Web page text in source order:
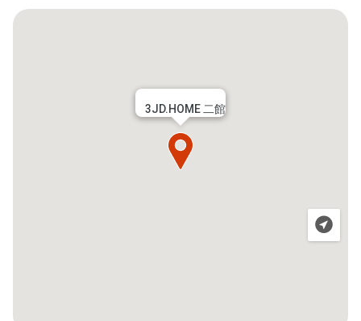
3JD.HOME 二館